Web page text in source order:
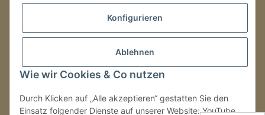
Konfigurieren
Ablehnen
Wie wir Cookies & Co nutzen
Durch Klicken auf „Alle akzeptieren“ gestatten Sie den
Einsatz folgender Dienste auf unserer Website: YouTube,
Packmonster Fulfillment
SJS Carstyling Lager
Retouren ausschließlich an diese Adresse.